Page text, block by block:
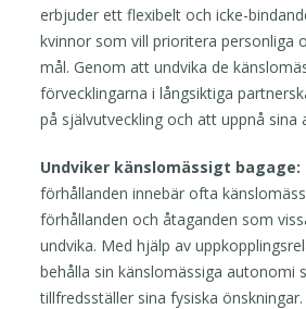
erbjuder ett flexibelt och icke-
kvinnor som vill prioritera personliga
mål. Genom att undvika de
förvecklingarna i långsiktiga
på självutveckling och att uppnå sina
Undviker känslomässigt bagage:
förhållanden innebär ofta
förhållanden och åtaganden som
undvika. Med hjälp av
behålla sin känslomässiga autonomi
tillfredsställer sina fysiska önskningar.